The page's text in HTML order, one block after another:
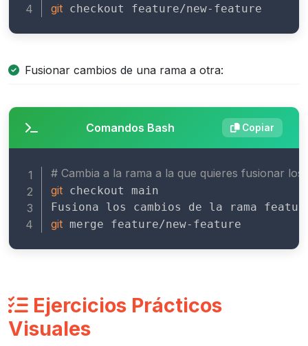
git checkout feature/new-feature
Fusionar cambios de una rama a otra:
Comandos Bash Copiar
# Cambia a la rama a la que quieres fusionar los
git checkout main
git merge feature/new-feature
Ejercicios Prácticos
Visuales